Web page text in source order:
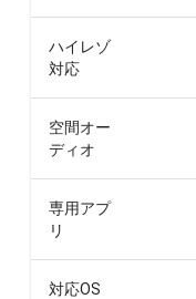
ハイレゾ
対応
空間オー
ディオ
専用アプ
リ
対応OS